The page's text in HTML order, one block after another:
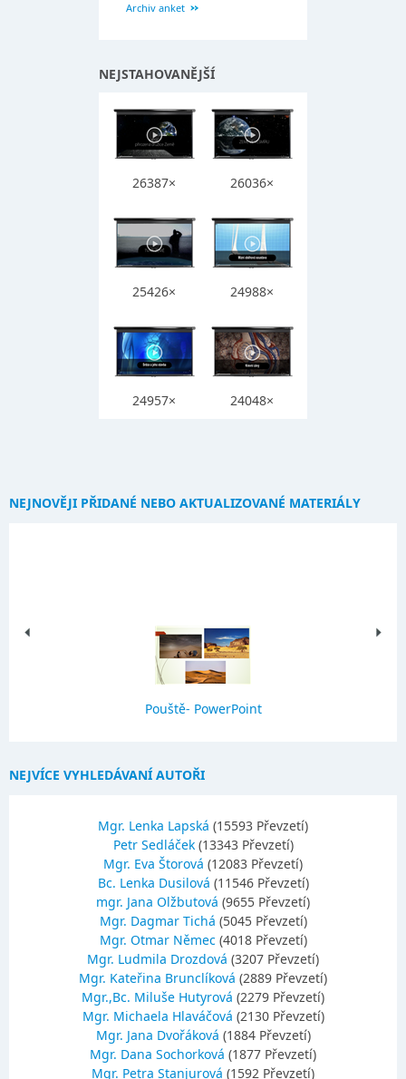
Archiv anket
NEJSTAHOVANĚJŠÍ
26387× 26036×
25426× 24988×
24957× 24048×
NEJNOVĚJI PŘIDANÉ NEBO AKTUALIZOVANÉ MATERIÁLY
Pouště- PowerPoint
NEJVÍCE VYHLEDÁVANÍ AUTOŘI
Mgr. Lenka Lapská (15593 Převzetí)
Petr Sedláček (13343 Převzetí)
Mgr. Eva Štorová (12083 Převzetí)
Bc. Lenka Dusilová (11546 Převzetí)
mgr. Jana Olžbutová (9655 Převzetí)
Mgr. Dagmar Tichá (5045 Převzetí)
Mgr. Otmar Němec (4018 Převzetí)
Mgr. Ludmila Drozdová (3207 Převzetí)
Mgr. Kateřina Brunclíková (2889 Převzetí)
Mgr.,Bc. Miluše Hutyrová (2279 Převzetí)
Mgr. Michaela Hlaváčová (2130 Převzetí)
Mgr. Jana Dvořáková (1884 Převzetí)
Mgr. Dana Sochorková (1877 Převzetí)
Mgr. Petra Stanjurová (1592 Převzetí)